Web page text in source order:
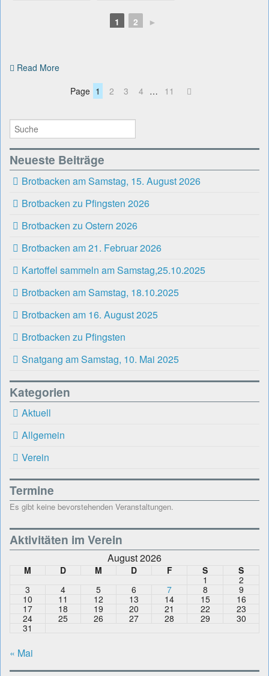
1 2 ►
Read More
Page 1 2 3 4 … 11
Neueste Beiträge
Brotbacken am Samstag, 15. August 2026
Brotbacken zu Pfingsten 2026
Brotbacken zu Ostern 2026
Brotbacken am 21. Februar 2026
Kartoffel sammeln am Samstag,25.10.2025
Brotbacken am Samstag, 18.10.2025
Brotbacken am 16. August 2025
Brotbacken zu Pfingsten
Snatgang am Samstag, 10. Mai 2025
Kategorien
Aktuell
Allgemein
Verein
Termine
Es gibt keine bevorstehenden Veranstaltungen.
Aktivitäten im Verein
August 2026
M D M D F S
S
1
2
3
4 5 6 7 8
9
10
11 12 13 14 15
16
17
18 19 20 21 22
23
24
25 26 27 28 29
30
31
« Mai